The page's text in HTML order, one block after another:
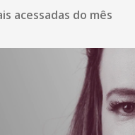
acessadas do mês